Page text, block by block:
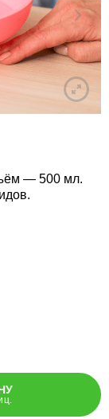
— 500 мл.